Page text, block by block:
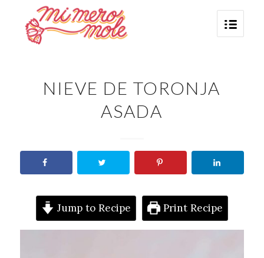
NIEVE DE TORONJA
ASADA
Jump to Recipe Print Recipe